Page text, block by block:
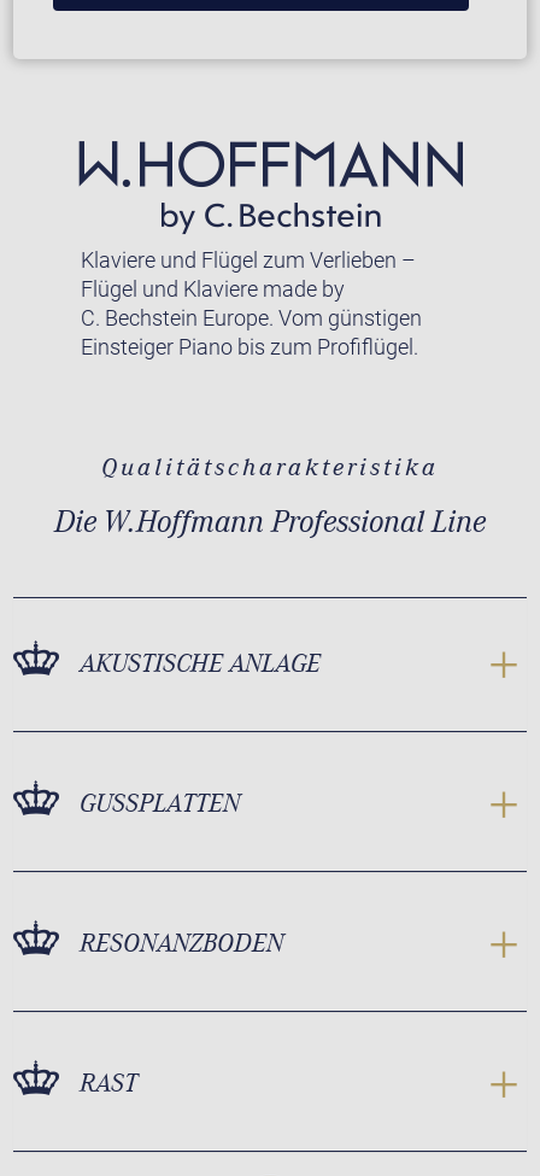
Klaviere und Flügel zum Verlieben –
Flügel und Klaviere made by
C. Bechstein Europe. Vom günstigen
Einsteiger Piano bis zum Profiflügel.
Qualitätscharakteristika
Die W.Hoffmann Professional Line
AKUSTISCHE ANLAGE
GUSSPLATTEN
RESONANZBODEN
RAST